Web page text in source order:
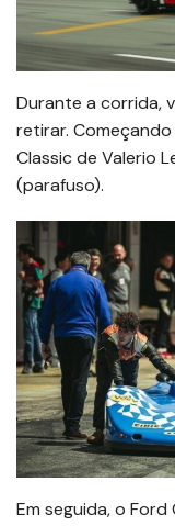
Durante a corrida,
retirar.
Classic de Valerio
(parafuso).
Em seguida, o